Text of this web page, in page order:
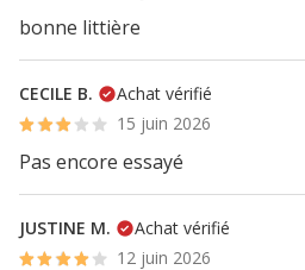
bonne littière
CECILE B.
Achat vérifié
15 juin 2026
Pas encore essayé
JUSTINE M.
Achat vérifié
12 juin 2026